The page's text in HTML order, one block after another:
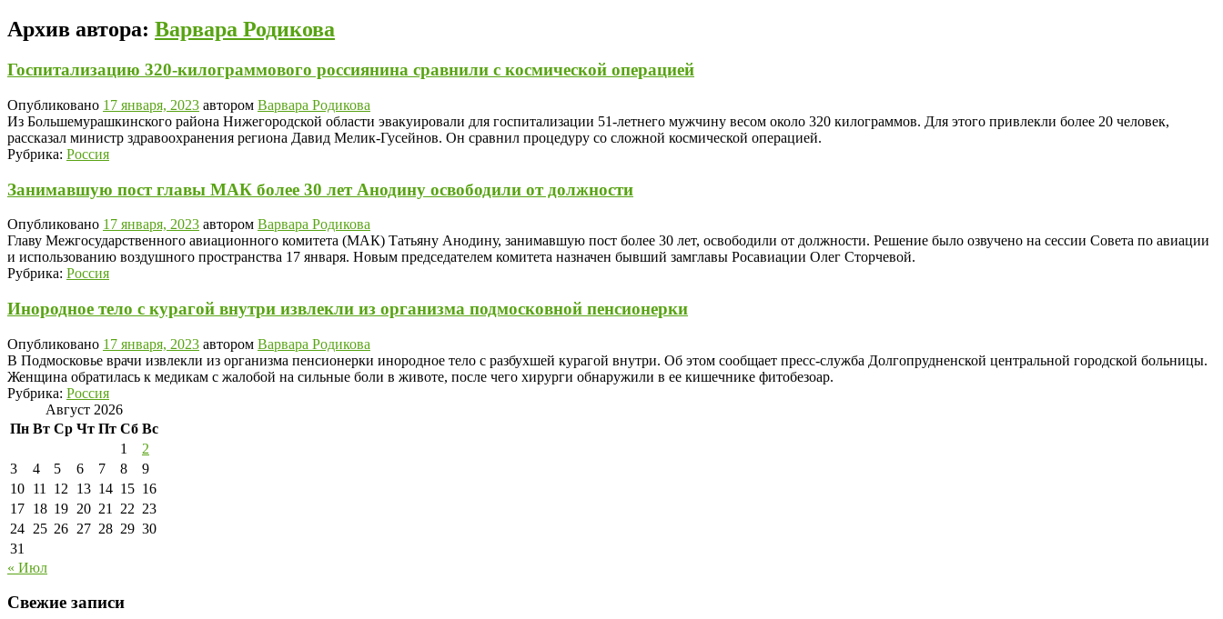
Архив автора: Варвара Родикова
Госпитализацию 320-килограммового россиянина сравнили с космической операцией
Опубликовано 17 января, 2023 автором Варвара Родикова
Из Большемурашкинского района Нижегородской области эвакуировали для госпитализации 51-летнего мужчину весом около 320 килограммов. Для этого привлекли более 20 человек,
рассказал министр здравоохранения региона Давид Мелик-Гусейнов. Он сравнил процедуру со сложной космической операцией.
Рубрика: Россия
Занимавшую пост главы МАК более 30 лет Анодину освободили от должности
Опубликовано 17 января, 2023 автором Варвара Родикова
Главу Межгосударственного авиационного комитета (МАК) Татьяну Анодину, занимавшую пост более 30 лет, освободили от должности. Решение было озвучено на сессии Совета по авиации
и использованию воздушного пространства 17 января. Новым председателем комитета назначен бывший замглавы Росавиации Олег Сторчевой.
Рубрика: Россия
Инородное тело с курагой внутри извлекли из организма подмосковной пенсионерки
Опубликовано 17 января, 2023 автором Варвара Родикова
В Подмосковье врачи извлекли из организма пенсионерки инородное тело с разбухшей курагой внутри. Об этом сообщает пресс-служба Долгопрудненской центральной городской больницы.
Женщина обратилась к медикам с жалобой на сильные боли в животе, после чего хирурги обнаружили в ее кишечнике фитобезоар.
Рубрика: Россия
Август 2026
Пн Вт Ср Чт Пт Сб Вс
1
2
3
4 5 6 7 8
9
10 11 12 13 14 15 16
17 18 19 20 21 22 23
24 25 26 27 28 29 30
31
« Июл
Свежие записи